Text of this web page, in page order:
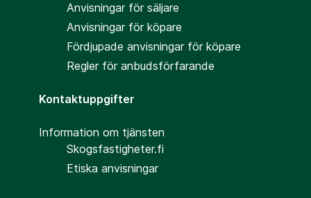
Anvisningar för säljare
Anvisningar för köpare
Fördjupade anvisningar för köpare
Regler för anbudsförfarande
Kontaktuppgifter
Information om tjänsten
Skogsfastigheter.fi
Etiska anvisningar